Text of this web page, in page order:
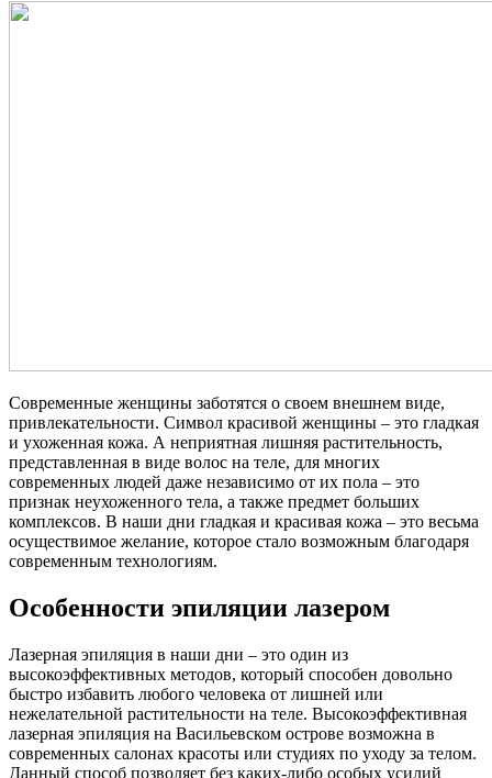
Современные женщины заботятся о своем внешнем виде,
привлекательности. Символ красивой женщины – это гладкая
и ухоженная кожа. А неприятная лишняя растительность,
представленная в виде волос на теле, для многих
современных людей даже независимо от их пола – это
признак неухоженного тела, а также предмет больших
комплексов. В наши дни гладкая и красивая кожа – это весьма
осуществимое желание, которое стало возможным благодаря
современным технологиям.
Особенности эпиляции лазером
Лазерная эпиляция в наши дни – это один из
высокоэффективных методов, который способен довольно
быстро избавить любого человека от лишней или
нежелательной растительности на теле. Высокоэффективная
лазерная эпиляция на Васильевском острове возможна в
современных салонах красоты или студиях по уходу за телом.
Данный способ позволяет без каких-либо особых усилий